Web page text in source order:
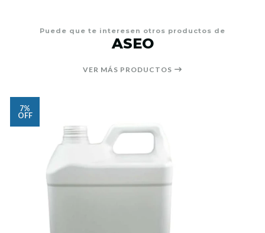
Puede que te interesen otros productos de
ASEO
VER MÁS PRODUCTOS
7%
OFF